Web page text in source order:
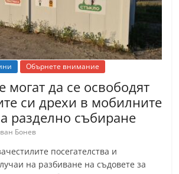
Обърнете внимание
могат да се освободят
си дрехи в мобилните
разделно събиране
Бонев
посегателства и
на разбиване на съдовете за